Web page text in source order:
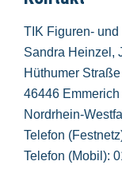
TIK Figuren-
Sandra Heinzel,
Hüthumer
46446
Nordrhein-
Telefon
Telefon (Mobil):